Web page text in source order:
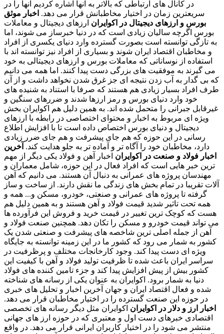
در کانال های ارتباطی که بالاتر به آنها اشاره کردیم آنها را در
سریعترین زمان در اختیار مخاطبانش قرار می دهد. اخبار موثق
بورس و ارزهای دیجیتال در اکوایران ارزهای دیجیتال و معاملات
بورس اگرچه سالیان زیادی است که در دنیا خبرساز می شوند، اما
به تازگی توانسته است بصورت گسترده وارد دنیای یکسری از افراد
و مخاطبان اقتصاد ایران شوند و بسیاری از افراد نیز توانسته اند با
استفاده از نوساناتی که معاملات بورس و ارزهای دیجیتالی به خود
می گیرند به موفقیت های بزرگی دست پیدا کنند. اما همه می دانیم
که بی گدار به آب زدن نتیجه ای جز غرق شدن نخواهد داشت و از آن
طرف افراد بسیار زیادی هم هستند که صرفا با استناد به شنیده های
خود وارد دنیای بورس و رمز ارزها شدند و ضررهای سنگین و
غیرقابل جبرانی را متحمل شده اند. به همین دلیل هم اکوایران بخش
ویژه ای مربوط به اخبار و محتوای اختصاصی در رابطه با ارزهای
دیجیتال و دنیای بورس اختصاص داده است تا با افزایش اطلاع
رسانی در این حوزه که هم جای پیشرفت و هم جای ضرر زیادی
دارد، مخاطبان خود را آگاه تر و آماده تر به جلو هدایت کند. آخرین
اخبار فولاد و صنعت در اکوایران اخبار آهن و فولاد یکی دیگر از مهم
ترین خبر هایی است که افراد فعال در این حوزه، شامل معماران و
مهندسان پروژه های عمرانی به دنبال آن هستند. می دانیم که آهن
آلات تقریبا در تمام بخش های زندگی ما نقش دارند. از ساخت و ساز
گرفته تا پروژه های عمرانی و صنعتی، خودرو، مسکن و... همه و
همه تحت تاثیر شدید قیمت فولاد و آهن هستند و به همین دلیل هم
هست که کوچک ترین تغییر در قیمت خرید و فروش این فرآورده ها
می تواند قیمت خودرو و مسکن را تکان دهد. همچنین صنعت فولاد و
آهن از جمله اصلی ترین شاخصه های پیشرفت و صنعتی شدن یک
کشور به شمار می رود که کشور ما در این زمینه توانسته به جایگاه
ویژه ای دست پیدا کند. وجود کارخانجات مختلف و پرظرفیت در
سراسر ایران باعث شده تا ظرفیت تولید فولاد و آهن با کیفیت این
کشور بیش از پیش افزایش پیدا کند و جزء تامین کننده های فولاد
دنیا به شمار برود. اکوایران به عنوان یکی از رسانه های شناخته
شده و فعال اقتصاد ایران و جهان آخرین اخبار و تحلیل های خبری
در حوزه این صنعت گسترده را در اختیار مخاطبان قرار می دهد.
اخبار ارز و دلار در اکوایران اکوایران مثل دیگر رسانه های تخصصی
اقتصادی خبرهای دست اول و معتبری که در حوزه ارز های جهانی
منتشر می شود را در اختیار کاربران ایرانی قرار می دهد. در واقع